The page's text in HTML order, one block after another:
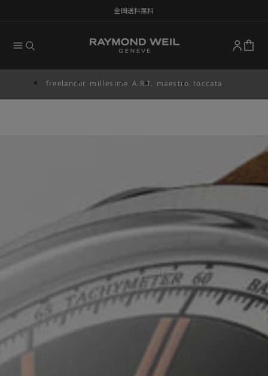
全国送料無料
freelancer millesime A.R.T. maestro toccata